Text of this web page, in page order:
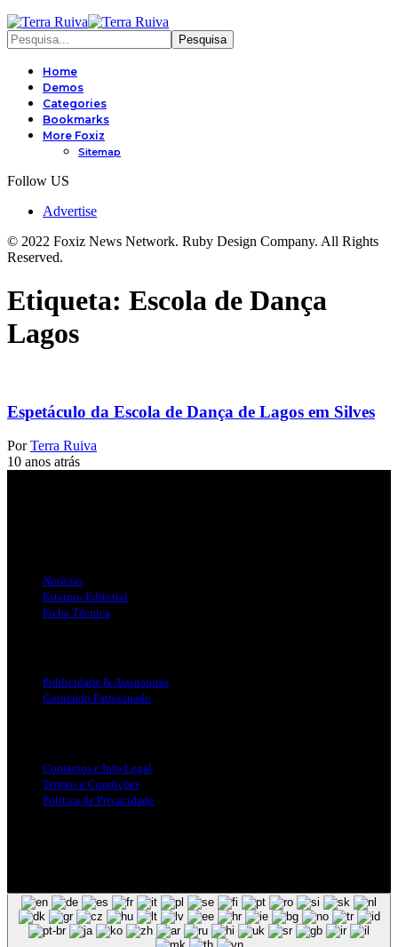
Home
Demos
Categories
Bookmarks
More Foxiz
Sitemap
Follow US
Advertise
© 2022 Foxiz News Network. Ruby Design Company. All Rights
Reserved.
Etiqueta: Escola de Dança
Lagos
Espetáculo da Escola de Dança de Lagos em Silves
Por Terra Ruiva
10 anos atrás
Notícias
Estatuto Editorial
Ficha Técnica
Publicidade & Assinaturas
Conteúdo Patrocinado
Contactos e Info Legal
Termos e Condições
Politica de Privacidade